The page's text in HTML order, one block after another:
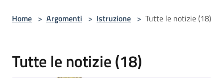
Home > Argomenti > Istruzione > Tutte le notizie (18)
Tutte le notizie (18)